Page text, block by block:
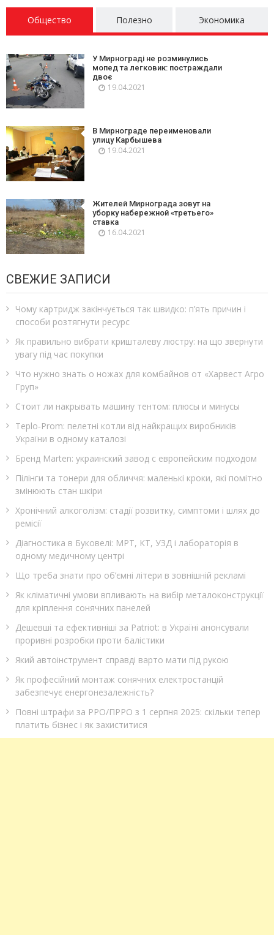
Общество Полезно Экономика
У Мирнограді не розминулись
мопед та легковик: постраждали
двоє
19.04.2021
В Мирнограде переименовали
улицу Карбышева
19.04.2021
Жителей Мирнограда зовут на
уборку набережной «третьего»
ставка
16.04.2021
СВЕЖИЕ ЗАПИСИ
Чому картридж закінчується так швидко: п’ять причин і
способи розтягнути ресурс
Як правильно вибрати кришталеву люстру: на що звернути
увагу під час покупки
Что нужно знать о ножах для комбайнов от «Харвест Агро
Груп»
Стоит ли накрывать машину тентом: плюсы и минусы
Teplo‑Prom: пелетні котли від найкращих виробників
України в одному каталозі
Бренд Marten: украинский завод с европейским подходом
Пілінги та тонери для обличчя: маленькі кроки, які помітно
змінюють стан шкіри
Хронічний алкоголізм: стадії розвитку, симптоми і шлях до
ремісії
Діагностика в Буковелі: МРТ, КТ, УЗД і лабораторія в
одному медичному центрі
Що треба знати про об’ємні літери в зовнішній рекламі
Як кліматичні умови впливають на вибір металоконструкції
для кріплення сонячних панелей
Дешевші та ефективніші за Patriot: в Україні анонсували
проривні розробки проти балістики
Який автоінструмент справді варто мати під рукою
Як професійний монтаж сонячних електростанцій
забезпечує енергонезалежність?
Повні штрафи за РРО/ПРРО з 1 серпня 2025: скільки тепер
платить бізнес і як захиститися